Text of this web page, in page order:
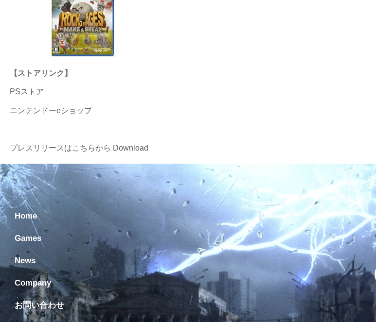
【ストアリンク】
PSストア
ニンテンドーeショップ
プレスリリースはこちらから Download
Home
Games
News
Company
お問い合わせ